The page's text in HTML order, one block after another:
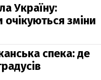
Україну:
зміни
спека: де